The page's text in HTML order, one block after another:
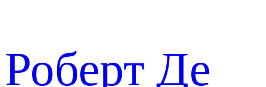
Роберт Де